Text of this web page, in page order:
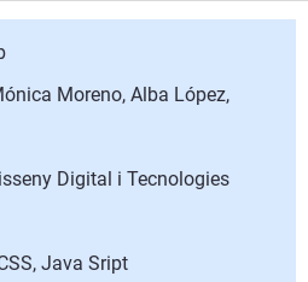
Moreno, Alba López,
Digital i Tecnologies
Java Sript